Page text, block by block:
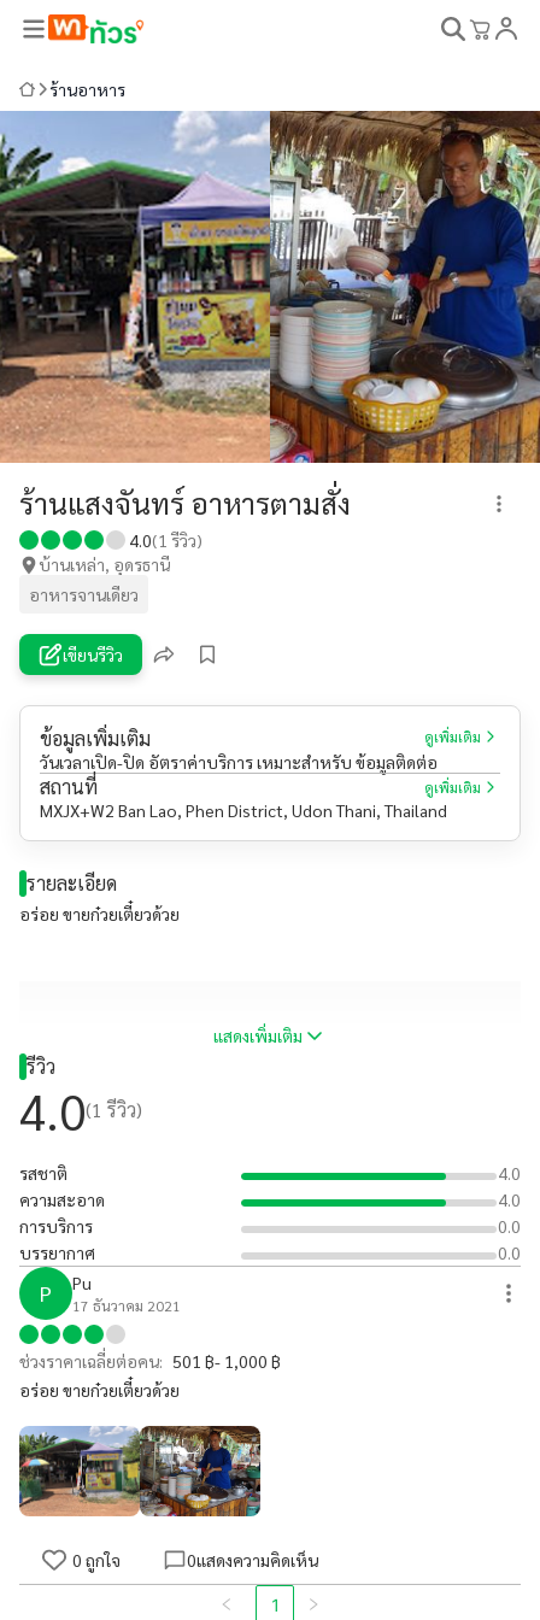
ร้านอาหาร
ร้านแสงจันทร์ อาหารตามสั่ง
4.0(1 รีวิว)
บ้านเหล่า, อุดรธานี
อาหารจานเดียว
เขียนรีวิว
ข้อมูลเพิ่มเติม ดูเพิ่มเติม
วันเวลาเปิด-ปิด อัตราค่าบริการ เหมาะสำหรับ ข้อมูลติดต่อ
สถานที่ ดูเพิ่มเติม
MXJX+W2 Ban Lao, Phen District, Udon Thani, Thailand
รายละเอียด
อร่อย ขายก๋วยเตี๋ยวด้วย
แสดงเพิ่มเติม
รีวิว
4.0(1 รีวิว)
รสชาติ
4.0
ความสะอาด
4.0
การบริการ
0.0
บรรยากาศ
0.0
P Pu
17 ธันวาคม 2021
ช่วงราคาเฉลี่ยต่อคน: 501 ฿- 1,000 ฿
อร่อย ขายก๋วยเตี๋ยวด้วย
0 ถูกใจ 0แสดงความคิดเห็น
1